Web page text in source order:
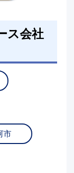
ス会社
市